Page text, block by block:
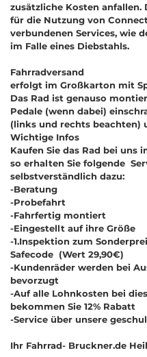
zusätzliche Kosten anfallen.
für die Nutzung von
verbundenen Services, wie
im Falle eines Diebstahls.
Fahrradversand
erfolgt im Großkarton mit
Das Rad ist genauso
Pedale (wenn dabei)
(links und rechts beachten)
Wichtige Infos
Kaufen Sie das Rad bei uns
so erhalten Sie folgende
selbstverständlich dazu:
-Beratung
-Probefahrt
-Fahrfertig montiert
-Eingestellt auf ihre Größe
-1.Inspektion zum
Safecode (Wert 29,90€)
-Kundenräder werden bei
bevorzugt
-Auf alle Lohnkosten bei
bekommen Sie 12% Rabatt
-Service über unsere
Ihr Fahrrad- Bruckner.de